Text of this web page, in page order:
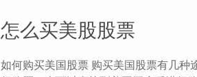
怎么买美股股票
如何购买美国股票 购买美国股票有几